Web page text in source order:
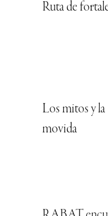
Ruta de
Los mitos y la
movida